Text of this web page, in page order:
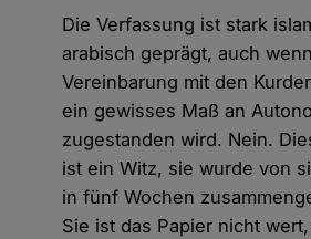
Die Verfassung ist stark
arabisch geprägt, auch
Vereinbarung mit den
ein gewisses Maß an
zugestanden wird. Nein.
ist ein Witz, sie wurde von
in fünf Wochen
Sie ist das Papier nicht